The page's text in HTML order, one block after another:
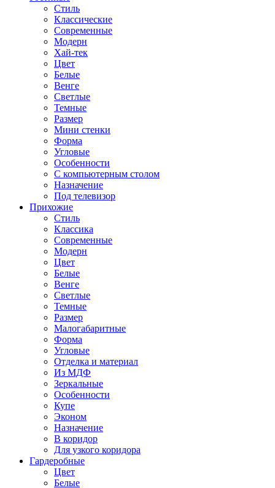
Стиль
Классические
Современные
Модерн
Хай-тек
Цвет
Белые
Венге
Светлые
Темные
Размер
Мини стенки
Форма
Угловые
Особенности
С компьютерным столом
Назначение
Под телевизор
Прихожие
Стиль
Классика
Современные
Модерн
Цвет
Белые
Венге
Светлые
Темные
Размер
Малогабаритные
Форма
Угловые
Отделка и материал
Из МДФ
Зеркальные
Особенности
Купе
Эконом
Назначение
В коридор
Для узкого коридора
Гардеробные
Цвет
Белые